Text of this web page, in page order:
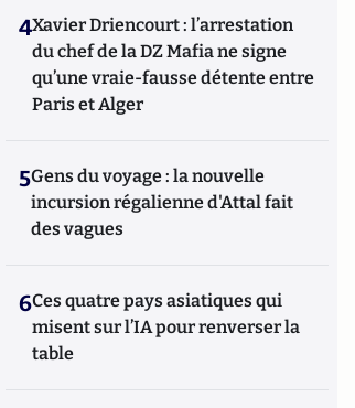
4Xavier Driencourt : l’arrestation
du chef de la DZ Mafia ne signe
qu’une vraie-fausse détente entre
Paris et Alger
5Gens du voyage : la nouvelle
incursion régalienne d'Attal fait
des vagues
6Ces quatre pays asiatiques qui
misent sur l’IA pour renverser la
table